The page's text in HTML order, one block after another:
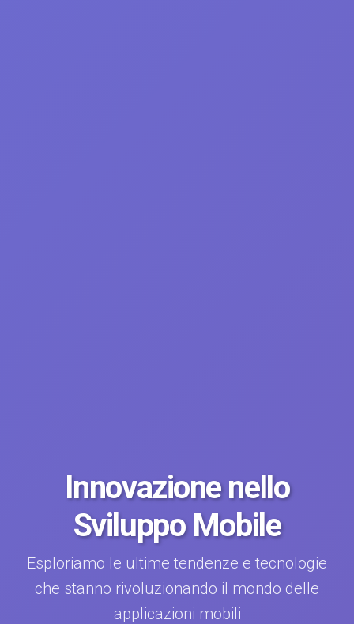
Innovazione nello
Sviluppo Mobile
Esploriamo le ultime tendenze e tecnologie
che stanno rivoluzionando il mondo delle
applicazioni mobili